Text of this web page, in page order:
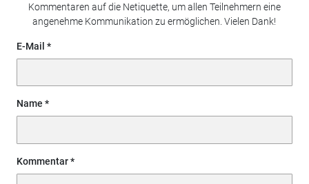
Kommentaren auf die Netiquette, um allen Teilnehmern eine
angenehme Kommunikation zu ermöglichen. Vielen Dank!
E-Mail
Name
Kommentar